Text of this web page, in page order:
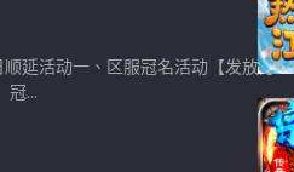
延活动一、区服冠名活动【发放方
冠...